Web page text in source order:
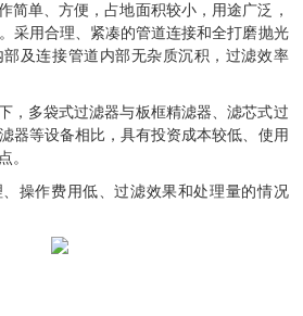
简单、方便，占地面积较小，用途广泛，
采用合理、紧凑的管道连接和全打磨抛光
及连接管道内部无杂质沉积，过滤效率
，多袋式过滤器与板框精滤器、滤芯式过
器等设备相比，具有投资成本较低、使用
。
操作费用低、过滤效果和处理量的情况